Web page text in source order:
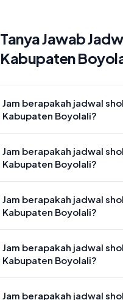
Tanya Jawab
Kabupaten
Jam berapakah jadwal
Kabupaten Boyolali?
Jam berapakah jadwal
Kabupaten Boyolali?
Jam berapakah jadwal
Kabupaten Boyolali?
Jam berapakah jadwal
Kabupaten Boyolali?
Jam berapakah jadwal